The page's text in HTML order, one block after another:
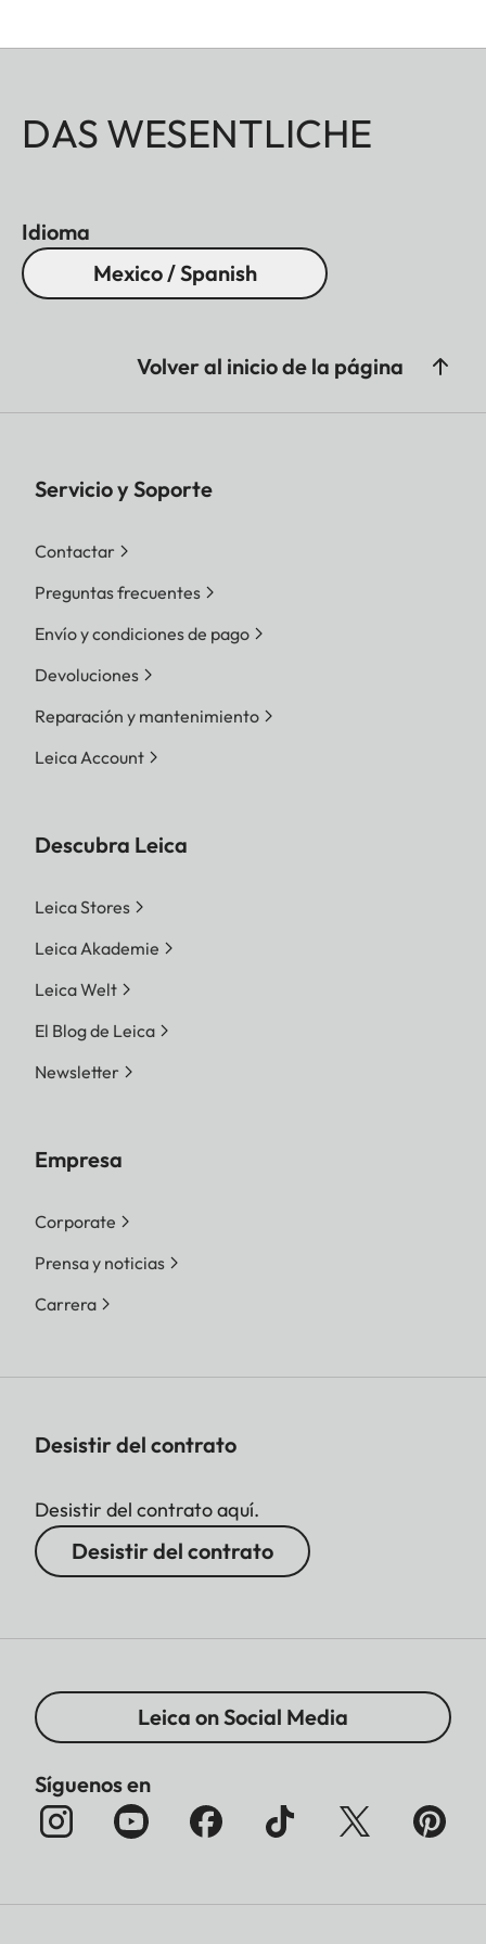
DAS WESENTLICHE
Idioma
Mexico / Spanish
Volver al inicio de la página
Servicio y Soporte
Contactar
Preguntas frecuentes
Envío y condiciones de pago
Devoluciones
Reparación y mantenimiento
Leica Account
Descubra Leica
Leica Stores
Leica Akademie
Leica Welt
El Blog de Leica
Newsletter
Empresa
Corporate
Prensa y noticias
Carrera
Desistir del contrato
Desistir del contrato aquí.
Desistir del contrato
Leica on Social Media
Síguenos en